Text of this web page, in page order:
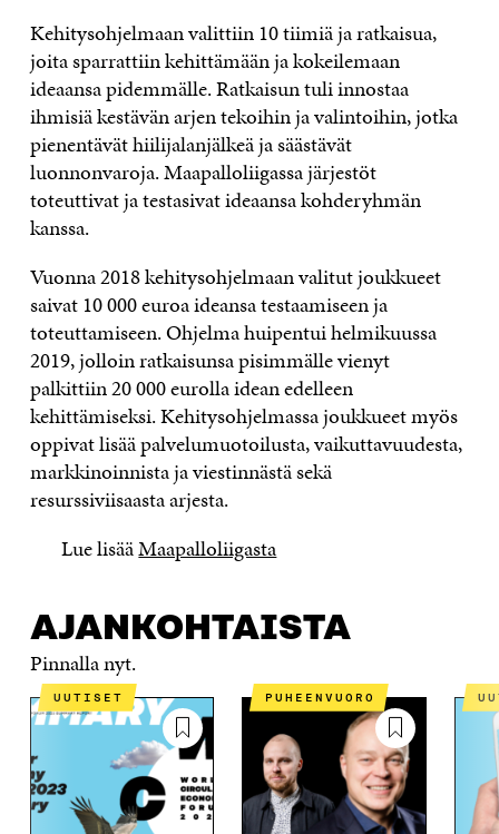
Kehitysohjelmaan valittiin 10 tiimiä ja ratkaisua,
joita sparrattiin kehittämään ja kokeilemaan
ideaansa pidemmälle. Ratkaisun tuli innostaa
ihmisiä kestävän arjen tekoihin ja valintoihin, jotka
pienentävät hiilijalanjälkeä ja säästävät
luonnonvaroja. Maapalloliigassa järjestöt
toteuttivat ja testasivat ideaansa kohderyhmän
kanssa.
Vuonna 2018 kehitysohjelmaan valitut joukkueet
saivat 10 000 euroa ideansa testaamiseen ja
toteuttamiseen. Ohjelma huipentui helmikuussa
2019, jolloin ratkaisunsa pisimmälle vienyt
palkittiin 20 000 eurolla idean edelleen
kehittämiseksi. Kehitysohjelmassa joukkueet myös
oppivat lisää palvelumuotoilusta, vaikuttavuudesta,
markkinoinnista ja viestinnästä sekä
resurssiviisaasta arjesta.
Lue lisääMaapalloliigasta
AJANKOHTAISTA
Pinnalla nyt.
UUTISET PUHEENVUORO